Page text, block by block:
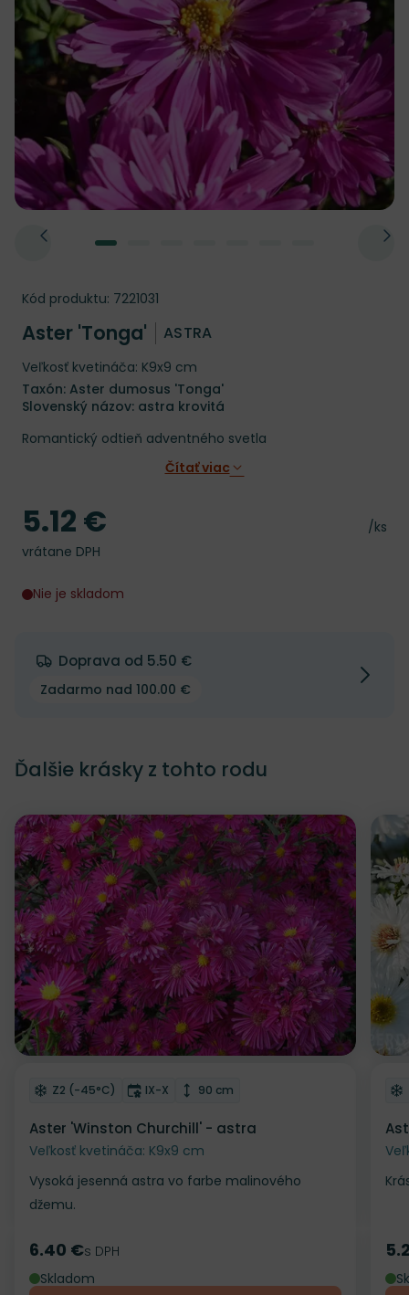
Kód produktu: 7221031
Aster 'Tonga' ASTRA
Veľkosť kvetináča: K9x9 cm
Taxón: Aster dumosus 'Tonga'
Slovenský názov: astra krovitá
Romantický odtieň adventného svetla
Čítať viac
Cena
/ks
Cena
5.12 €
vrátane DPH
Nie je skladom
Doprava od 5.50 €
Zadarmo nad 100.00 €
Ďalšie krásky z tohto rodu
Odober do zoznamu želaní
Mrazuvzdornosť
Z2 (-45°C) Doba kvitnutia
IX-X Výška rastliny
90 cm
Aster 'Winston Churchill' - astra
Veľkosť kvetináča: K9x9 cm
Vysoká jesenná astra vo farbe malinového
džemu.
Cena
6.40 €s DPH
Skladom